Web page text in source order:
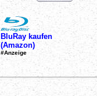
BluRay kaufen
(Amazon)
#Anzeige